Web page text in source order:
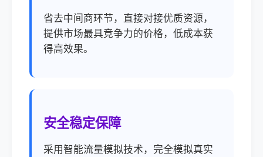
省去中间商环节，直接对接优质资源，
提供市场最具竞争力的价格，低成本获
得高效果。
安全稳定保障
采用智能流量模拟技术，完全模拟真实